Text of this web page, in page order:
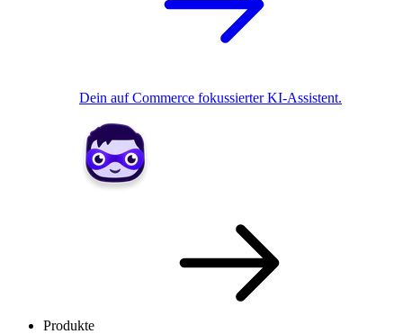
Dein auf Commerce fokussierter KI-Assistent.
Produkte